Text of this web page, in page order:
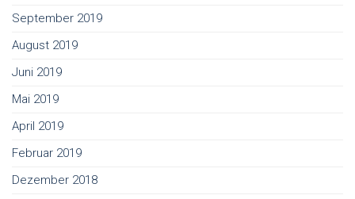
September 2019
August 2019
Juni 2019
Mai 2019
April 2019
Februar 2019
Dezember 2018